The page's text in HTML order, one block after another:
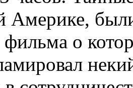
Америке,
фильма о